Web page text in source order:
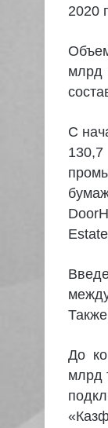
2020
млрд
С
До
млрд